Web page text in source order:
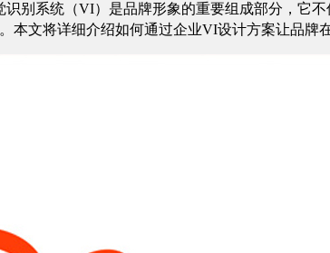
识别系统（VI）是品牌形象的重要组成部分，它
文将详细介绍如何通过企业VI设计方案让品牌